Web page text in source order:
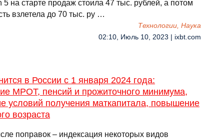
5 на старте продаж стоила 47 тыс. рублей, а потом
взлетела до 70 тыс. ру …
Технологии, Наука
02:10, Июль 10, 2023 | ixbt.com
в России с 1 января 2024 года:
МРОТ, пенсий и прожиточного минимума,
условий получения маткапитала, повышение
возраста
поправок – индексация некоторых видов